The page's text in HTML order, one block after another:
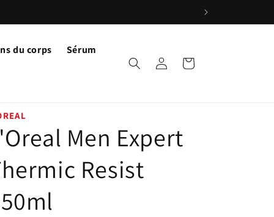
du corps Sérum
Connexion Panier
Men Expert
Resist